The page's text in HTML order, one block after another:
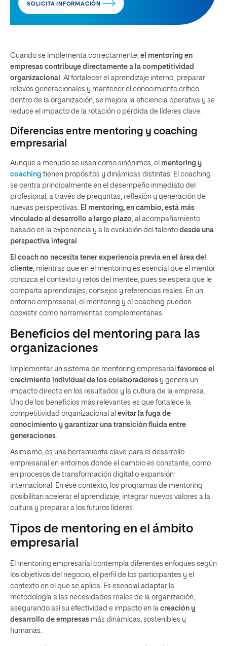
SOLICITA INFORMACIÓN
Cuando se implementa correctamente, el mentoring en
empresas contribuye directamente a la competitividad
organizacional
. Al fortalecer el aprendizaje interno, preparar
relevos generacionales y mantener el conocimiento crítico
dentro de la organización, se mejora la eficiencia operativa y se
reduce el impacto de la rotación o pérdida de líderes clave.
Diferencias entre mentoring y coaching
empresarial
Aunque a menudo se usan como sinónimos, el mentoring y
coaching tienen propósitos y dinámicas distintas. El coaching
se centra principalmente en el desempeño inmediato del
profesional, a través de preguntas, reflexión y generación de
nuevas perspectivas.
El mentoring, en cambio, está más
vinculado al desarrollo a largo plazo , al acompañamiento
basado en la experiencia y a la evolución del talento desde una
perspectiva integral
El coach no necesita tener experiencia previa en el área del
cliente , mientras que en el mentoring es esencial que el mentor
conozca el contexto y retos del mentee, pues se espera que le
comparta aprendizajes, consejos y referencias reales. En un
entorno empresarial, el mentoring y el coaching pueden
coexistir como herramientas complementarias.
Beneficios del mentoring para las
organizaciones
Implementar un sistema de mentoring empresarial favorece el
crecimiento individual de los colaboradores y genera un
impacto directo en los resultados y la cultura de la empresa.
Uno de los beneficios más relevantes es que fortalece la
competitividad organizacional al evitar la fuga de
conocimiento y garantizar una transición fluida entre
generaciones
Asimismo, es una herramienta clave para el desarrollo
empresarial en entornos donde el cambio es constante, como
en procesos de transformación digital o expansión
internacional. En ese contexto, los programas de mentoring
posibilitan acelerar el aprendizaje, integrar nuevos valores a la
cultura y preparar a los futuros líderes.
Tipos de mentoring en el ámbito
empresarial
El mentoring empresarial contempla diferentes enfoques según
los objetivos del negocio, el perfil de los participantes y el
contexto en el que se aplica. Es esencial adaptar la
metodología a las necesidades reales de la organización,
asegurando así su efectividad e impacto en la creación y
desarrollo de empresas más dinámicas, sostenibles y
humanas.